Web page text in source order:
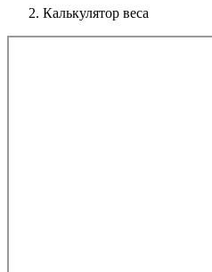
Калькулятор веса